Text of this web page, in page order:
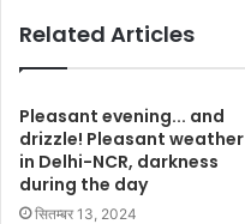
Related Articles
Pleasant evening... and
drizzle! Pleasant weather
in Delhi-NCR, darkness
during the day
सितम्बर 13, 2024